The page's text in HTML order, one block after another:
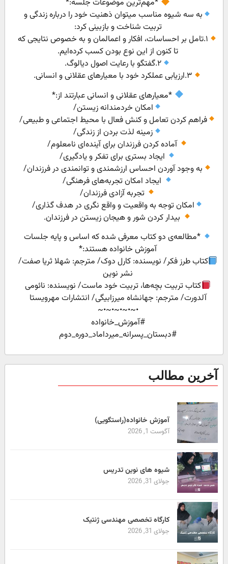
*مهم‌ترین موضوعات جلسه:*
به سه شیوه مناسب میتوان ذهنیت خود را درباره زندگی و
تربیت شناخت و بازبینی کرد:
۱.تامل بر احساسات، افکار و اعمالمان و به خصوص نتایجی که
تا کنون از این نوع بودن کسب کرده‌ایم.
۲.گفتگو با رعایت اصول دیالوگ.
۳.ارزیابی عملکرد خود با معیارهای عقلانی و انسانی.
*معیارهای عقلانی و انسانی عبارتند از:*
امکان خردمندانه زیستن/
فراهم کردن تعامل و کنش فعال با محیط اجتماعی و طبیعی/
زمینه لذت بردن از زندگی/
آماده کردن فرزندان برای آینده‌ای نامعلوم/
ایجاد بستری برای تفکر و یادگیری/
به وجود آوردن احساس ارزشمندی و توانمندی در فرزندان/
ایجاد امکان تجربه‌های فرهنگی/
تجربه آزادی فرزندان/
امکان توجه به واقعیت و واقع نگری در هدف گذاری/
بیدار کردن شور و هیجان زیستن در فرزندان.
*مطالعه‌ی دو کتاب معرفی شده که اساس و پایه جلسات
آموزش خانواده هستند:*
کتاب طرز فکر/ نویسنده: کارل دوک/ مترجم: شهلا ثریا صفت/
نشر نوین
کتاب تربیت بچه‌ها، تربیت خود ماست/ نویسنده: نائومی
آلدورت/ مترجم: جهانشاه میرزابیگی/ انتشارات مهرویستا
•~•~•~•~•~
#آموزش_خانواده
#دبستان_پسرانه_میرداماد_دوره_دوم
آخرین مطالب
آموزش خانواده(راستگویی)
آگوست 1, 2026
شیوه های نوین تدریس
جولای 31, 2026
کارگاه تخصصی مهندسی ژنتیک
جولای 31, 2026